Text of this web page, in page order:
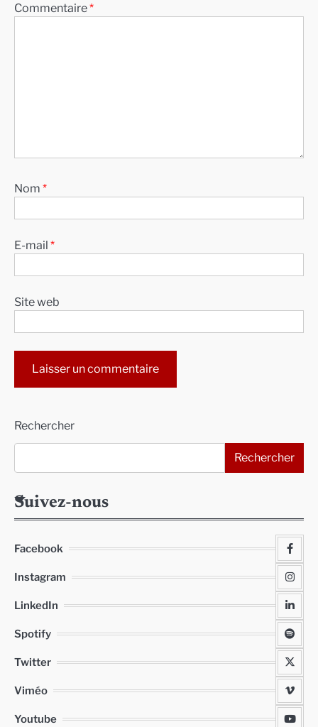
Commentaire*
Nom *
E-mail *
Site web
Rechercher
Rechercher
Suivez-nous
Facebook
Instagram
LinkedIn
Spotify
Twitter
Viméo
Youtube